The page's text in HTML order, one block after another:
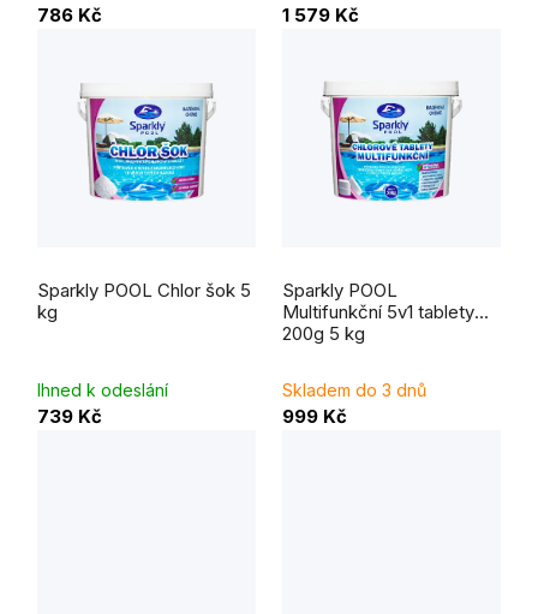
786 Kč 1 579 Kč
Sparkly POOL Chlor šok 5
kg
hodnocení
produktu
je
5,0
Ihned k odeslání
739 Kč
Sparkly POOL
Multifunkční 5v1 tablety
200g 5 kg
hodnocení
produktu
je
5,0
z
Skladem do 3 dnů
999 Kč